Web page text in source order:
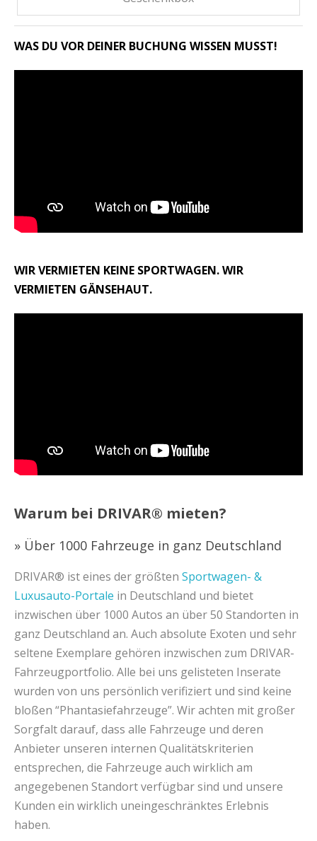
WAS DU VOR DEINER BUCHUNG WISSEN MUSST!
WIR VERMIETEN KEINE SPORTWAGEN. WIR
VERMIETEN GÄNSEHAUT.
Warum bei DRIVAR® mieten?
» Über 1000 Fahrzeuge in ganz Deutschland
DRIVAR® ist eines der größten Sportwagen- &
Luxusauto-Portale in Deutschland und bietet
inzwischen über 1000 Autos an über 50 Standorten in
ganz Deutschland an. Auch absolute Exoten und sehr
seltene Exemplare gehören inzwischen zum DRIVAR-
Fahrzeugportfolio. Alle bei uns gelisteten Inserate
wurden von uns persönlich verifiziert und sind keine
bloßen “Phantasiefahrzeuge”. Wir achten mit großer
Sorgfalt darauf, dass alle Fahrzeuge und deren
Anbieter unseren internen Qualitätskriterien
entsprechen, die Fahrzeuge auch wirklich am
angegebenen Standort verfügbar sind und unsere
Kunden ein wirklich uneingeschränktes Erlebnis
haben.